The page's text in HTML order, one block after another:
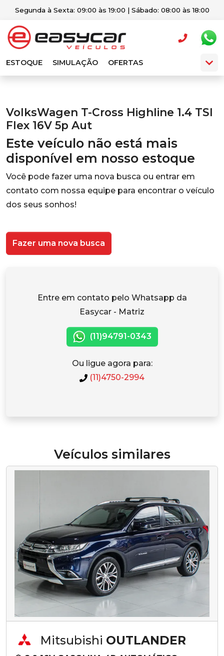
Segunda à Sexta: 09:00 às 19:00 | Sábado: 08:00 às 18:00
ESTOQUE SIMULAÇÃO OFERTAS
VolksWagen T-Cross Highline 1.4 TSI
Flex 16V 5p Aut
Este veículo não está mais
disponível em nosso estoque
Você pode fazer uma nova busca ou entrar em
contato com nossa equipe para encontrar o veículo
dos seus sonhos!
Fazer uma nova busca
Entre em contato pelo Whatsapp da
Easycar - Matriz
(11)94791-0343
Ou ligue agora para:
(11)4750-2994
Veículos similares
Mitsubishi OUTLANDER